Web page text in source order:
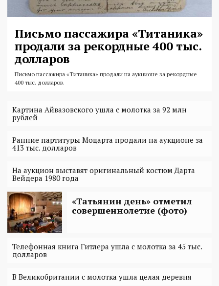
Письмо пассажира «Титаника»
продали за рекордные 400 тыс.
долларов
Письмо пассажира «Титаника» продали на аукционе за рекордные
400 тыс. долларов.
Картина Айвазовского ушла с молотка за 92 млн
рублей
Ранние партитуры Моцарта продали на аукционе за
413 тыс. долларов
На аукцион выставят оригинальный костюм Дарта
Вейдера 1980 года
«Татьянин день» отметил
совершеннолетие (фото)
Телефонная книга Гитлера ушла с молотка за 45 тыс.
долларов
В Великобритании с молотка ушла целая деревня